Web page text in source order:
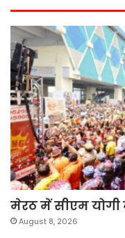
मेरठ में सीएम योगी
August 8, 2026